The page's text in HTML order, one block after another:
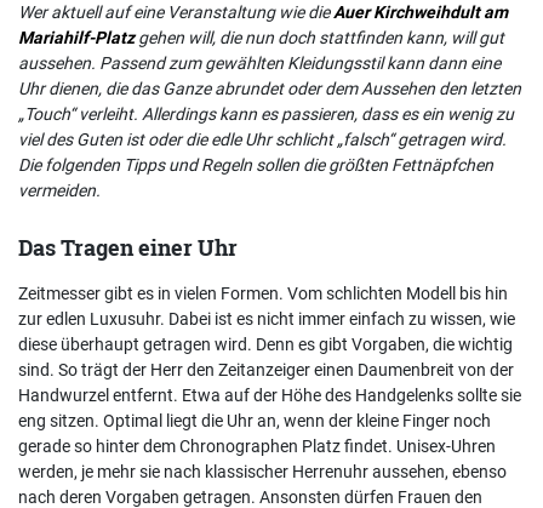
Wer aktuell auf eine Veranstaltung wie dieAuer Kirchweihdult am
Mariahilf-Platzgehen will, die nun doch stattfinden kann, will gut
aussehen. Passend zum gewählten Kleidungsstil kann dann eine
Uhr dienen, die das Ganze abrundet oder dem Aussehen den letzten
„Touch“ verleiht. Allerdings kann es passieren, dass es ein wenig zu
viel des Guten ist oder die edle Uhr schlicht „falsch“ getragen wird.
Die folgenden Tipps und Regeln sollen die größten Fettnäpfchen
vermeiden.
Das Tragen einer Uhr
Zeitmesser gibt es in vielen Formen. Vom schlichten Modell bis hin
zur edlen Luxusuhr. Dabei ist es nicht immer einfach zu wissen, wie
diese überhaupt getragen wird. Denn es gibt Vorgaben, die wichtig
sind. So trägt der Herr den Zeitanzeiger einen Daumenbreit von der
Handwurzel entfernt. Etwa auf der Höhe des Handgelenks sollte sie
eng sitzen. Optimal liegt die Uhr an, wenn der kleine Finger noch
gerade so hinter dem Chronographen Platz findet. Unisex-Uhren
werden, je mehr sie nach klassischer Herrenuhr aussehen, ebenso
nach deren Vorgaben getragen. Ansonsten dürfen Frauen den